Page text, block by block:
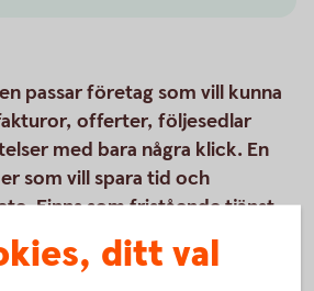
passar företag som vill kunna
offerter, följesedlar
med bara några klick. En
som vill spara tid och
Finns som fristående tjänst
e-bokföringen.ditt val